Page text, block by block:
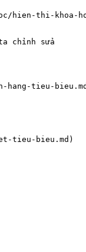
hien-thi-khoa-
chỉnh sửa
hang-tieu-
tieu-bieu.md)